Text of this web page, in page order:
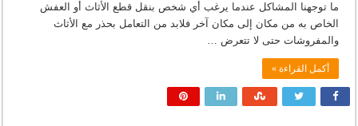
ما توجهنا المشاكل عندما يرغب أي شخص بنقل قطع الأثاث أو العفش
الخاص به من مكان إلى مكان آخر فلابد من التعامل بحذر مع الأثاث
والمفروشات حتى لا تتعرض …
أكمل القراءة »